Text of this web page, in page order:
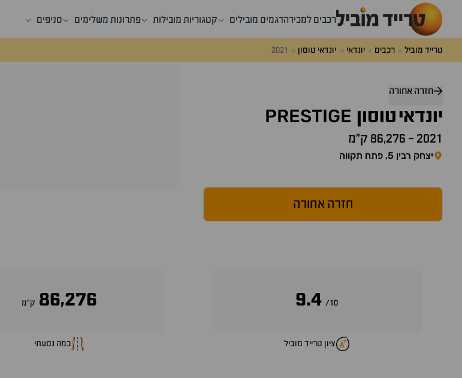
רכבים למכירהדגמים מובילים קטגוריות מובילות פתרונות משלימים סניפים
טרייד מוביל רכבים יונדאי יונדאי טוסון 2021
חזרה אחורה
יונדאיטוסון PRESTIGE
2021
- 86,276 ק״מ
יצחק רבין 5, פתח תקווה
חזרה אחורה
10/
9.4
ציון טרייד מוביל
86,276 ק״מ
כמה נסעתי